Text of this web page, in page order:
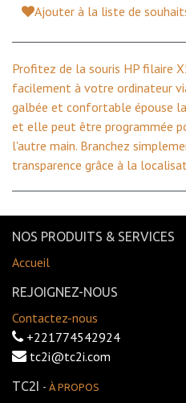
Ajouter à la liste de
Profitez de la souris HP filaire
facilement à votre ordinateur
galbée et confortable épouse
et elle peut être programmée
l'autre main. Branchez
transparence grâce à la
NOS PRODUITS & SERVICES
Accueil
REJOIGNEZ-NOUS
Contactez-nous
+221774542924
tc2i@tc2i.com
TC2I - À PROPOS